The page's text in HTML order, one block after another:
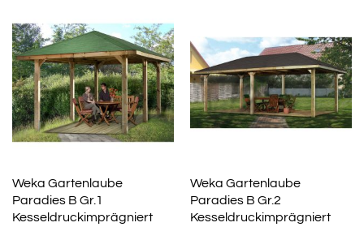
Weka Gartenlaube
Paradies B Gr.1
Kesseldruckimprägniert
Weka Gartenlaube
Paradies B Gr.2
Kesseldruckimprägniert